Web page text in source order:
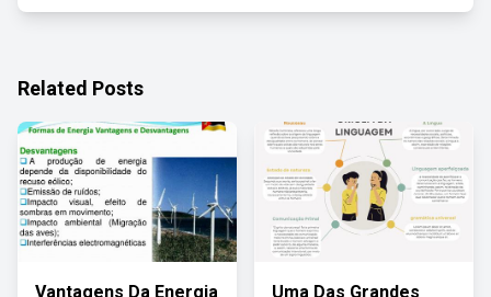
Related Posts
Vantagens Da Energia Uma Das Grandes